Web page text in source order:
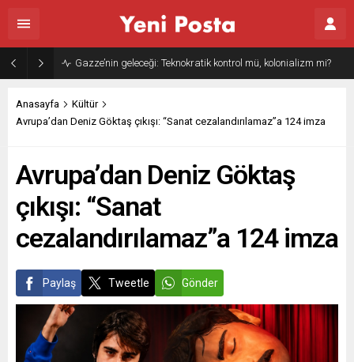
Gazze’nin geleceği: Teknokratik kontrol mü, kolonializm mi?
Anasayfa
Kültür
Avrupa’dan Deniz Göktaş çıkışı: “Sanat cezalandırılamaz”a 124 imza
Avrupa’dan Deniz Göktaş
çıkışı: “Sanat
cezalandırılamaz”a 124 imza
Paylaş Tweetle Gönder